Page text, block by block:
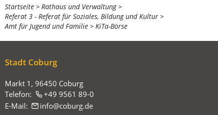
Sie
befinden
sich
Startseite
Rathaus und Verwaltung
Referat 3 - Referat für Soziales, Bildung und Kultur
Amt für Jugend und Familie
KiTa-Börse
Stadt Coburg
Markt 1, 96450 Coburg
Telefon:
+49 9561 89-0
E-Mail:
info coburg de